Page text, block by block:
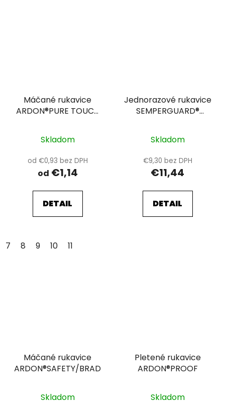
Máčané rukavice
ARDON®PURE TOUCH
Skladom
od €0,93 bez DPH
od €1,14
DETAIL
7 8 9 10 11
Jednorazové rukavice
SEMPERGUARD®
Skladom
€9,30 bez DPH
€11,44
DETAIL
Máčané rukavice
ARDON®SAFETY/BRAD
Skladom
Pletené rukavice
ARDON®PROOF
Skladom